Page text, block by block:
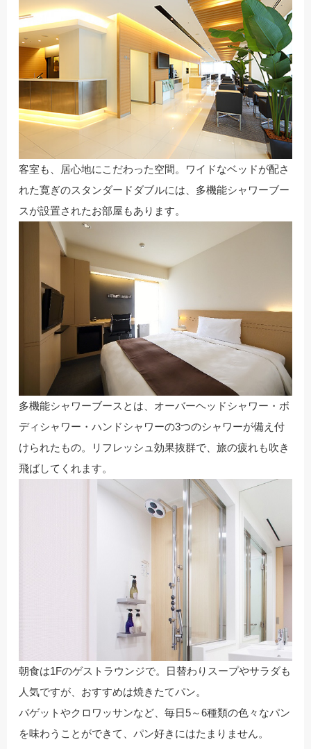
客室も、居心地にこだわった空間。ワイドなベッドが配さ
れた寛ぎのスタンダードダブルには、多機能シャワーブー
スが設置されたお部屋もあります。
多機能シャワーブースとは、オーバーヘッドシャワー・ボ
ディシャワー・ハンドシャワーの3つのシャワーが備え付
けられたもの。リフレッシュ効果抜群で、旅の疲れも吹き
飛ばしてくれます。
朝食は1Fのゲストラウンジで。日替わりスープやサラダも
人気ですが、おすすめは焼きたてパン。
バゲットやクロワッサンなど、毎日5～6種類の色々なパン
を味わうことができて、パン好きにはたまりません。